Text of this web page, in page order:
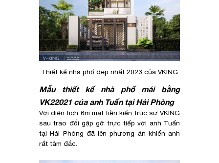
Thiết kế nhà phố đẹp nhất 2023 của VKING
Mẫu thiết kế nhà phố mái bằng
VK22021 của anh Tuấn tại Hải Phòng
Với diện tich 6m mặt tiền kiến trúc sư VKING
sau trao đổi gặp gỡ trực tiếp với anh Tuấn
tại Hải Phòng đã lên phương án khiến anh
rất tâm đắc.